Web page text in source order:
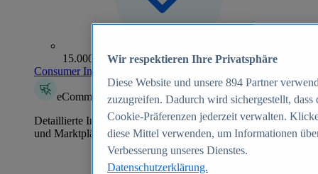
15.000+ Marken
Consumer Insights entdecken
eCommerce Insights
Detaillierte Informationen zu mehr als 39.000 Online-Shops
und Marktplätzen
Wir respektieren Ihre Privatsphäre
Diese Website und unsere 894 Partner
zuzugreifen. Dadurch wird sichergestellt,
Cookie-Präferenzen jederzeit verwalten.
diese Mittel verwenden, um Informationen
Verbesserung unseres Dienstes.
Datenschutzerklärung.